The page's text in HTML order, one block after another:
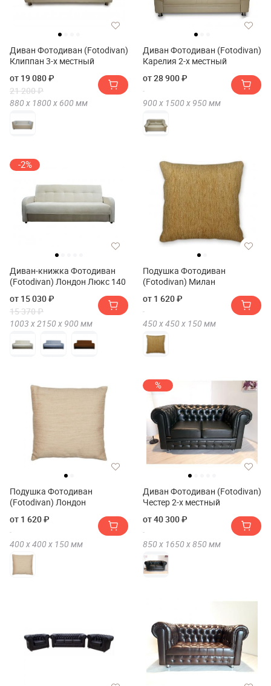
Диван Фотодиван (Fotodivan)
Клиппан 3-х местный
от 19 080 ₽
21 200 ₽
880 х 1800 х 600 мм
Диван Фотодиван (Fotodivan)
Карелия 2-х местный
от 28 900 ₽
900 х 1500 х 950 мм
-2%
Диван-книжка Фотодиван
(Fotodivan) Лондон Люкс 140
от 15 030 ₽
15 370 ₽
1003 х2150 х 900 мм
Подушка Фотодиван
(Fotodivan) Милан
от 1 620 ₽
450 х450 х 150 мм
Подушка Фотодиван
(Fotodivan) Лондон
от 1 620 ₽
400 х400 х 150 мм
%
Диван Фотодиван (Fotodivan)
Честер 2-х местный
от 40 300 ₽
850 х 1650 х850 мм